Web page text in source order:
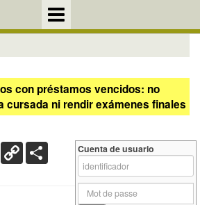
con préstamos vencidos: no
cursada ni rendir exámenes finales
X Copy
Link
Cuenta de usuario